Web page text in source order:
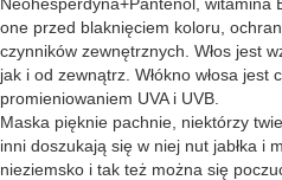
one przed blaknięciem koloru,
czynników zewnętrznych. Włos jest
jak i od zewnątrz. Włókno włosa jest
promieniowaniem UVA i UVB.
Maska pięknie pachnie, niektórzy
inni doszukają się w niej nut jabłka i
nieziemsko i tak też można się